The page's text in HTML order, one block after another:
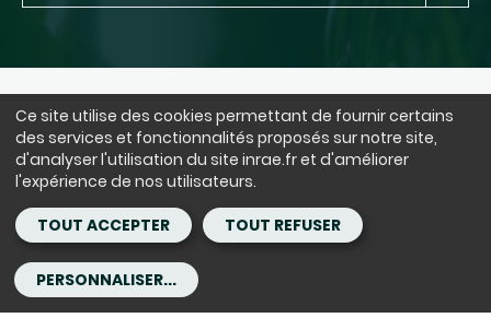
Ce site utilise des cookies permettant de fournir certains
des services et fonctionnalités proposés sur notre site,
d'analyser l'utilisation du site inrae.fr et d'améliorer
l'expérience de nos utilisateurs.
PERSONNALISER...
TOUT ACCEPTER TOUT REFUSER
REJOINDRE
ENGAGÉ
NOUS SUIVRE
LinkedInFacebook
BlueSkyinstagram
Youtube
X
Siège : 147 rue de l'Université 75338 Paris Cedex 07 - tél. : +33(0)1 42
75 90 00
Mentions légales
CGU
Accessibilité : partiellement conforme